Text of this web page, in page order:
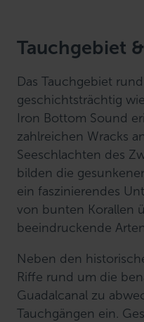
Tauchgebiet
Das Tauchgebiet
geschichtsträchtig
Iron Bottom Sound
zahlreichen Wracks
Seeschlachten des
bilden die
ein faszinierendes
von bunten Korallen
beeindruckende
Neben den
Riffe rund um die
Guadalcanal zu
Tauchgängen ein.